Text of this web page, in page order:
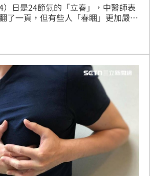
）日是24節氣的「立春」，中醫師表
了一頁，但有些人「春睏」更加嚴重
之間飲食，正適合清淡、節制，讓身